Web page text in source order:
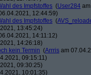
des Impfstoffes (User284
12:44:59)
des Impfstoffes (
13:45:24)
14:11:12)
14:26:18)
kein Termin (Arrris am
09:15:11)
09:30:25)
10:01:35)